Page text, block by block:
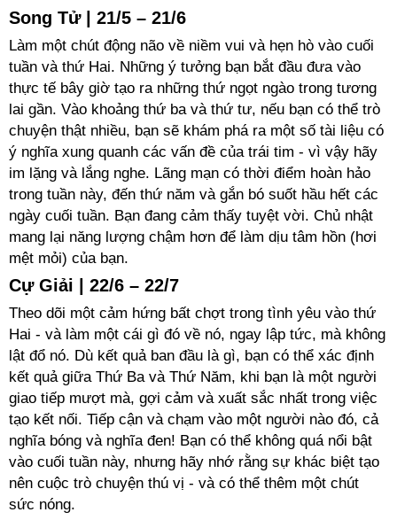
Song Tử | 21/5 – 21/6
Làm một chút động não về niềm vui và hẹn hò vào cuối
tuần và thứ Hai. Những ý tưởng bạn bắt đầu đưa vào
thực tế bây giờ tạo ra những thứ ngọt ngào trong tương
lai gần. Vào khoảng thứ ba và thứ tư, nếu bạn có thể trò
chuyện thật nhiều, bạn sẽ khám phá ra một số tài liệu có
ý nghĩa xung quanh các vấn đề của trái tim - vì vậy hãy
im lặng và lắng nghe. Lãng mạn có thời điểm hoàn hảo
trong tuần này, đến thứ năm và gắn bó suốt hầu hết các
ngày cuối tuần. Bạn đang cảm thấy tuyệt vời. Chủ nhật
mang lại năng lượng chậm hơn để làm dịu tâm hồn (hơi
mệt mỏi) của bạn.
Cự Giải | 22/6 – 22/7
Theo dõi một cảm hứng bất chợt trong tình yêu vào thứ
Hai - và làm một cái gì đó về nó, ngay lập tức, mà không
lật đổ nó. Dù kết quả ban đầu là gì, bạn có thể xác định
kết quả giữa Thứ Ba và Thứ Năm, khi bạn là một người
giao tiếp mượt mà, gợi cảm và xuất sắc nhất trong việc
tạo kết nối. Tiếp cận và chạm vào một người nào đó, cả
nghĩa bóng và nghĩa đen! Bạn có thể không quá nổi bật
vào cuối tuần này, nhưng hãy nhớ rằng sự khác biệt tạo
nên cuộc trò chuyện thú vị - và có thể thêm một chút
sức nóng.